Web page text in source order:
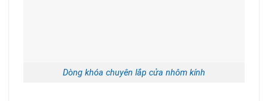
Dòng khóa chuyên lắp cửa nhôm kính